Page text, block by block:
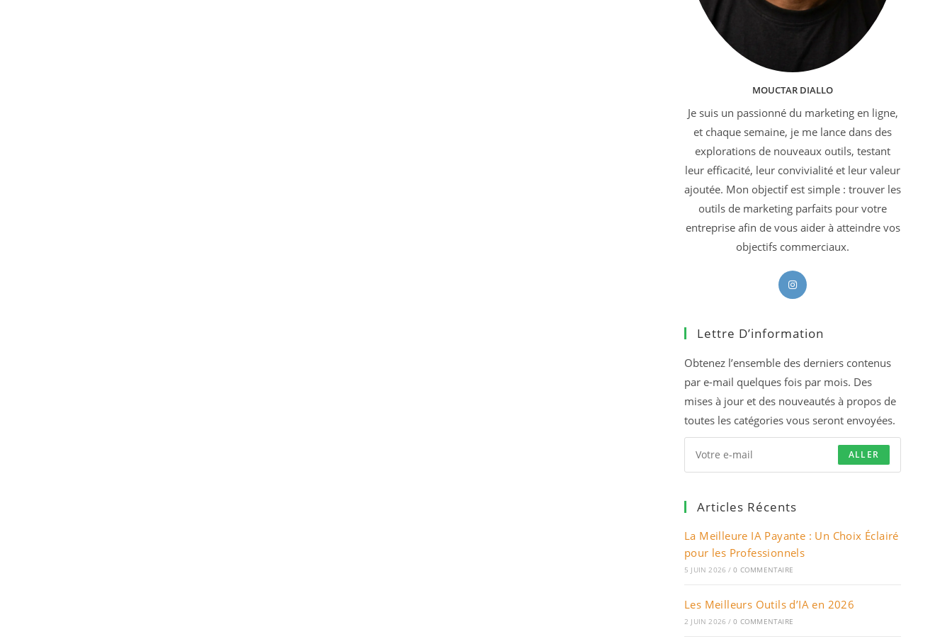
MOUCTAR DIALLO
Je suis un passionné du marketing en ligne,
et chaque semaine, je me lance dans des
explorations de nouveaux outils, testant
leur efficacité, leur convivialité et leur valeur
ajoutée. Mon objectif est simple : trouver les
outils de marketing parfaits pour votre
entreprise afin de vous aider à atteindre vos
objectifs commerciaux.
S’ouvre
nouvel
Lettre D’information
Obtenez l’ensemble des derniers contenus
par e-mail quelques fois par mois. Des
mises à jour et des nouveautés à propos de
toutes les catégories vous seront envoyées.
ALLER
Articles Récents
La Meilleure IA Payante : Un Choix Éclairé
pour les Professionnels
5 JUIN 2026 / 0 COMMENTAIRE
Les Meilleurs Outils d’IA en 2026
2 JUIN 2026 / 0 COMMENTAIRE